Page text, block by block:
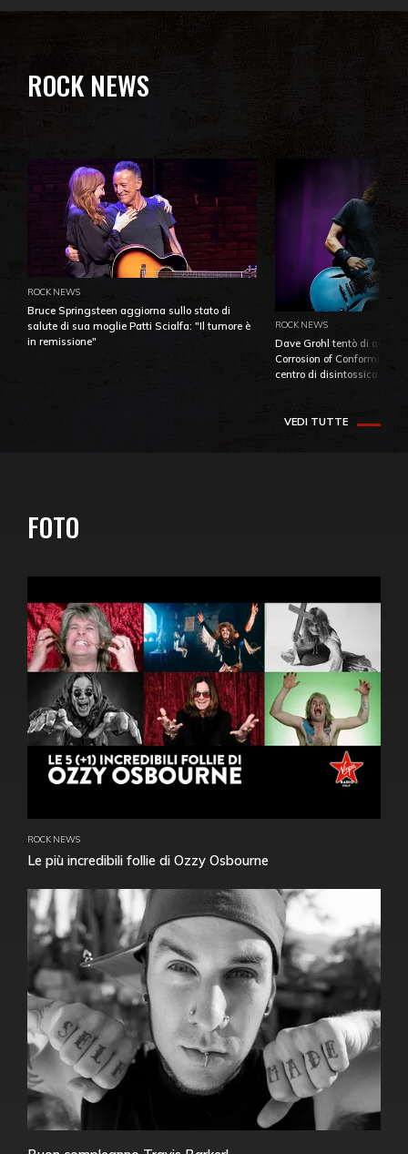
ROCK NEWS
ROCK NEWS
Bruce Springsteen aggiorna sullo stato di
salute di sua moglie Patti Scialfa: "Il tumore è
in remissione"
ROCK NEWS
Dave Grohl tentò di
Corrosion of Conformity
centro di
VEDI TUTTE
FOTO
ROCK NEWS
Le più incredibili follie di Ozzy Osbourne